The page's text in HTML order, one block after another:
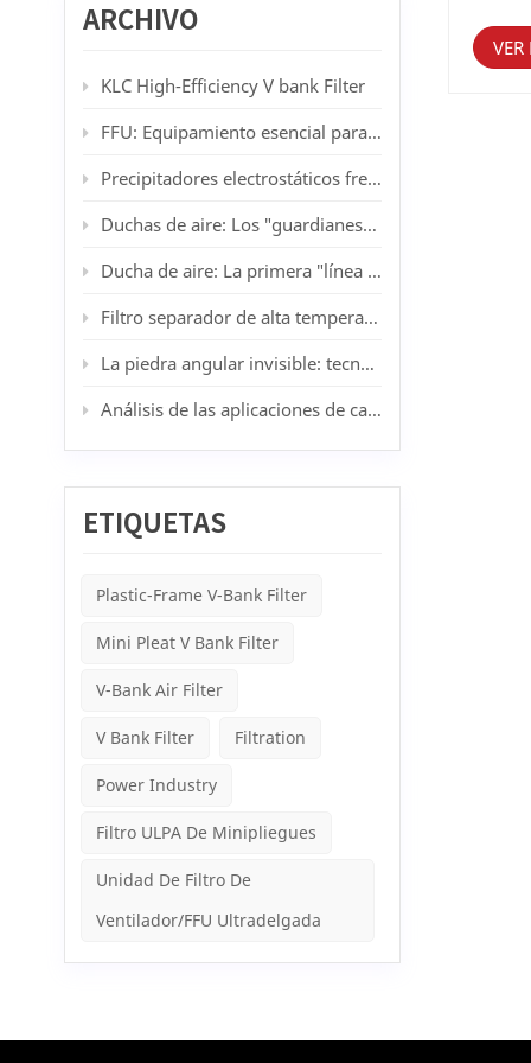
aire
la
afecta
ARCHIVO
KLC High-Efficiency V bank Filter
FFU: Equipamiento esencial para salas blancas modernas
Precipitadores electrostáticos frente a filtros HEPA: Cuando la filtración lavable supera a los medios desechables
Duchas de aire: Los "guardianes" de las salas blancas
Ducha de aire: La primera "línea de defensa de purificación" para salas blancas
Filtro separador de alta temperatura de 450 °C de KLC: Solución a los desafíos de filtración a alta temperatura en la pintura por pulverización y la fabricación de automóviles.
La piedra angular invisible: tecnología, industria y tendencias futuras de las salas blancas
Análisis de las aplicaciones de campanas de flujo laminar en diferentes industrias: desde los principios básicos hasta los escenarios prácticos.
ETIQUETAS
Plastic-Frame V-Bank Filter
Mini Pleat V Bank Filter
V-Bank Air Filter
V Bank Filter Filtration
Power Industry
Filtro ULPA De Minipliegues
Unidad De Filtro De
Ventilador/FFU Ultradelgada